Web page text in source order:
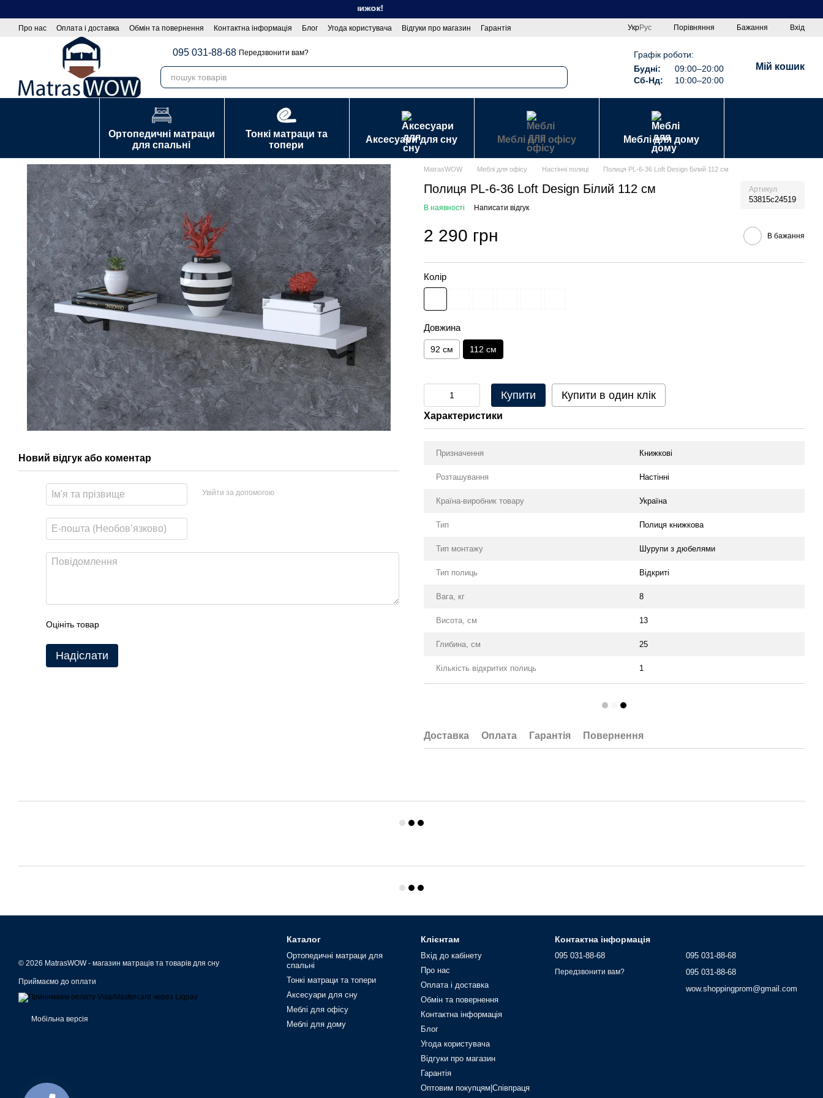
Сезон спекотних знижок!
Про нас Оплата і доставка Обмін та повернення Контактна інформація Блог Угода користувача Відгуки про магазин
Гарантія
Оптовим покупцям|Співпраця
УкрРус Порівняння Бажання Вхід
095 031-88-68 Передзвонити вам?
Графік роботи:
Будні:
09:00–20:00
Сб-Нд:
10:00–20:00
Мій кошик
Ортопедичні матраци
для спальні
Тонкі матраци та
топери
Аксесуари для сну Меблі для офісу Меблі для дому
Новий відгук або коментар
Увійти за допомогою
Оцініть товар
Надіслати
MatrasWOW Меблі для офісу Настінні полиці Полиця PL-6-36 Loft Design Білий 112 см
Полиця PL-6-36 Loft Design Білий 112 см Артикул
53815c24519
В наявності Написати відгук
2 290 грн В бажання
Колір
Довжина
92 см 112 см
Купити Купити в один клік
Характеристики
Призначення Книжкові
Розташування Настінні
Країна-виробник товару Україна
Тип Полиця книжкова
Тип монтажу Шурупи з дюбелями
Тип полиць Відкриті
Вага, кг 8
Висота, см 13
Глибина, см 25
Кількість відкритих полиць 1
Доставка Оплата Гарантія Повернення
© 2026 MatrasWOW - магазин матраців та товарів для сну
Приймаємо до оплати
Мобільна версія
Каталог
Ортопедичні матраци для
спальні
Тонкі матраци та топери
Аксесуари для сну
Меблі для офісу
Меблі для дому
Клієнтам
Вхід до кабінету
Про нас
Оплата і доставка
Обмін та повернення
Контактна інформація
Блог
Угода користувача
Відгуки про магазин
Гарантія
Оптовим покупцям|Співпраця
Контактна інформація
095 031-88-68
Передзвонити вам?
095 031-88-68
095 031-88-68
wow.shoppingprom@gmail.com